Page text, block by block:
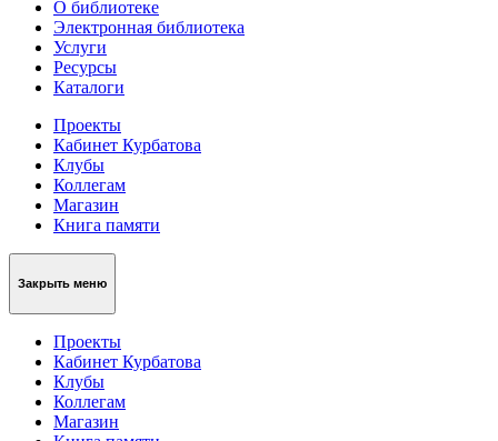
О библиотеке
Электронная библиотека
Услуги
Ресурсы
Каталоги
Проекты
Кабинет Курбатова
Клубы
Коллегам
Магазин
Книга памяти
Закрыть меню
Проекты
Кабинет Курбатова
Клубы
Коллегам
Магазин